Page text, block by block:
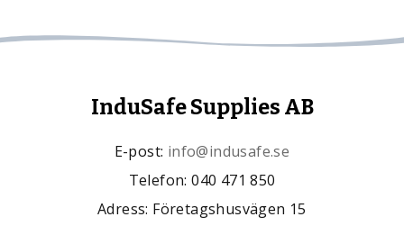
InduSafe Supplies AB
E-post: info@indusafe.se
Telefon: 040 471 850
Adress: Företagshusvägen 15